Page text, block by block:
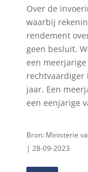
Over de
waarbij
rendement
geen besluit.
een
rechtvaardiger
jaar. Een
een eenjarige
Bron: Ministerie
| 28-09-2023